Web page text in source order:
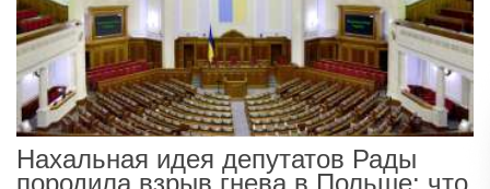
Нахальная идея депутатов Рады
породила взрыв гнева в Польше: что